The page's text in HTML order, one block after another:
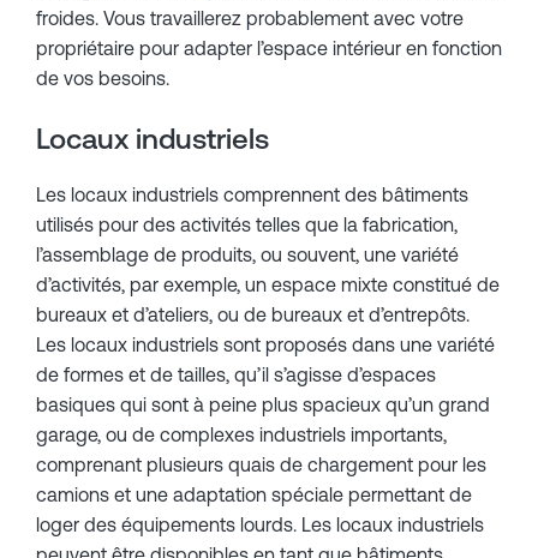
froides. Vous travaillerez probablement avec votre
propriétaire pour adapter l’espace intérieur en fonction
de vos besoins.
Locaux industriels
Les locaux industriels comprennent des bâtiments
utilisés pour des activités telles que la fabrication,
l’assemblage de produits, ou souvent, une variété
d’activités, par exemple, un espace mixte constitué de
bureaux et d’ateliers, ou de bureaux et d’entrepôts.
Les locaux industriels sont proposés dans une variété
de formes et de tailles, qu’il s’agisse d’espaces
basiques qui sont à peine plus spacieux qu’un grand
garage, ou de complexes industriels importants,
comprenant plusieurs quais de chargement pour les
camions et une adaptation spéciale permettant de
loger des équipements lourds. Les locaux industriels